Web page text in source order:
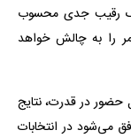
یک رقیب جدی محسوب
را به چالش خواهد
حضور در قدرت، نتایج
می‌شود در انتخابات